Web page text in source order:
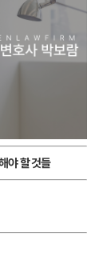
야 할 것들